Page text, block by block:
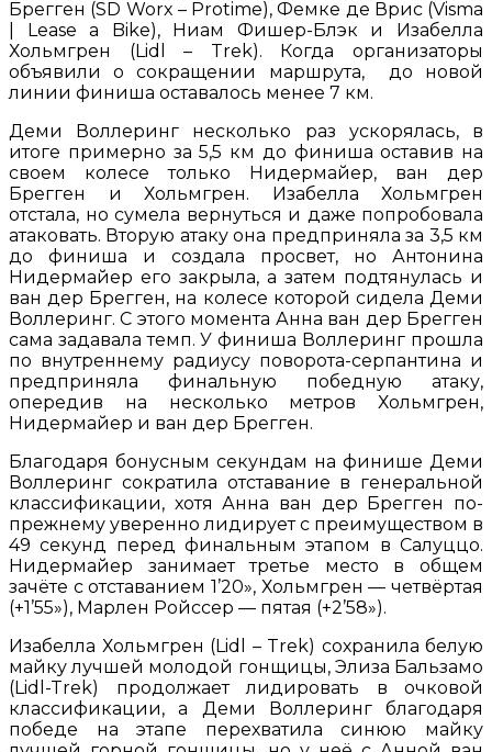
Брегген (SD Worx – Protime), Фемке де Врис (Visma
| Lease a Bike), Ниам Фишер-Блэк и Изабелла
Хольмгрен (Lidl – Trek). Когда организаторы
объявили о сокращении маршрута, до новой
линии финиша оставалось менее 7 км.
Деми Воллеринг несколько раз ускорялась, в
итоге примерно за 5,5 км до финиша оставив на
своем колесе только Нидермайер, ван дер
Брегген и Хольмгрен. Изабелла Хольмгрен
отстала, но сумела вернуться и даже попробовала
атаковать. Вторую атаку она предприняла за 3,5 км
до финиша и создала просвет, но Антонина
Нидермайер его закрыла, а затем подтянулась и
ван дер Брегген, на колесе которой сидела Деми
Воллеринг. С этого момента Анна ван дер Брегген
сама задавала темп. У финиша Воллеринг прошла
по внутреннему радиусу поворота-серпантина и
предприняла финальную победную атаку,
опередив на несколько метров Хольмгрен,
Нидермайер и ван дер Брегген.
Благодаря бонусным секундам на финише Деми
Воллеринг сократила отставание в генеральной
классификации, хотя Анна ван дер Брегген по-
прежнему уверенно лидирует с преимуществом в
49 секунд перед финальным этапом в Салуццо.
Нидермайер занимает третье место в общем
зачёте с отставанием 1’20», Хольмгрен — четвёртая
(+1’55»), Марлен Ройссер — пятая (+2’58»).
Изабелла Хольмгрен (Lidl – Trek) сохранила белую
майку лучшей молодой гонщицы, Элиза Бальзамо
(Lidl-Trek) продолжает лидировать в очковой
классификации, а Деми Воллеринг благодаря
победе на этапе перехватила синюю майку